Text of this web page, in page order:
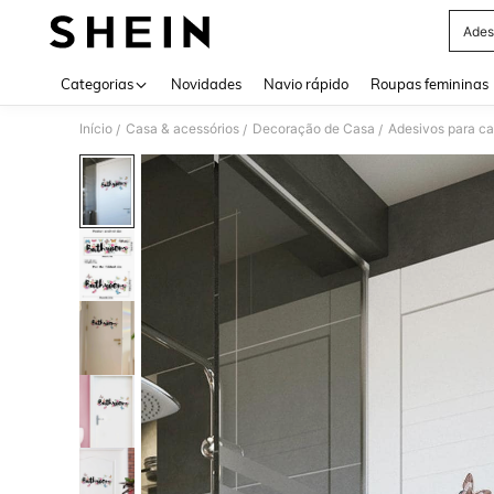
Categorias Novidades Navio rápido Roupas femininas
Início / Casa & acessórios / Decoração de Casa / Adesivos para